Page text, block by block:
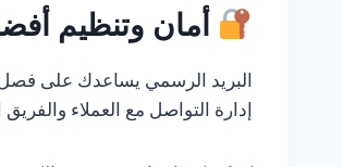
أمان وتنظيم
البريد الرسمي يساعدك على فصل
إدارة التواصل مع العملاء والفريق